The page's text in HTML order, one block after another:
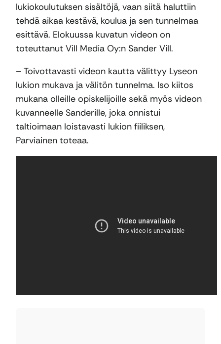
lukiokoulutuksen sisältöjä, vaan siitä haluttiin
tehdä aikaa kestävä, koulua ja sen tunnelmaa
esittävä. Elokuussa kuvatun videon on
toteuttanut Vill Media Oy:n Sander Vill.
– Toivottavasti videon kautta välittyy Lyseon
lukion mukava ja välitön tunnelma. Iso kiitos
mukana olleille opiskelijoille sekä myös videon
kuvanneelle Sanderille, joka onnistui
taltioimaan loistavasti lukion fiiliksen,
Parviainen toteaa.